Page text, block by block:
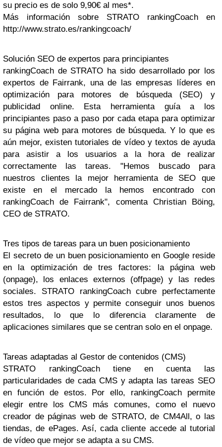
su precio es de solo 9,90€ al mes*.
Más información sobre STRATO rankingCoach en
http://www.strato.es/rankingcoach/
Solución SEO de expertos para principiantes
rankingCoach de STRATO ha sido desarrollado por los
expertos de Fairrank, una de las empresas líderes en
optimización para motores de búsqueda (SEO) y
publicidad online. Esta herramienta guía a los
principiantes paso a paso por cada etapa para optimizar
su página web para motores de búsqueda. Y lo que es
aún mejor, existen tutoriales de vídeo y textos de ayuda
para asistir a los usuarios a la hora de realizar
correctamente las tareas. "Hemos buscado para
nuestros clientes la mejor herramienta de SEO que
existe en el mercado la hemos encontrado con
rankingCoach de Fairrank", comenta Christian Böing,
CEO de STRATO.
Tres tipos de tareas para un buen posicionamiento
El secreto de un buen posicionamiento en Google reside
en la optimización de tres factores: la página web
(onpage), los enlaces externos (offpage) y las redes
sociales. STRATO rankingCoach cubre perfectamente
estos tres aspectos y permite conseguir unos buenos
resultados, lo que lo diferencia claramente de
aplicaciones similares que se centran solo en el onpage.
Tareas adaptadas al Gestor de contenidos (CMS)
STRATO rankingCoach tiene en cuenta las
particularidades de cada CMS y adapta las tareas SEO
en función de estos. Por ello, rankingCoach permite
elegir entre los CMS más comunes, como el nuevo
creador de páginas web de STRATO, de CM4All, o las
tiendas, de ePages. Así, cada cliente accede al tutorial
de vídeo que mejor se adapta a su CMS.